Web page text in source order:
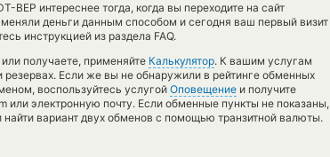
BEP интереснее тогда, когда вы переходите на сайт
деньги данным способом и сегодня ваш первый визит
инструкцией из раздела FAQ.
получаете, применяйте Калькулятор. К вашим услугам
резервах. Если же вы не обнаружили в рейтинге обменных
воспользуйтесь услугой Оповещение и получите
или электронную почту. Если обменные пункты не показаны,
найти вариант двух обменов с помощью транзитной валюты.